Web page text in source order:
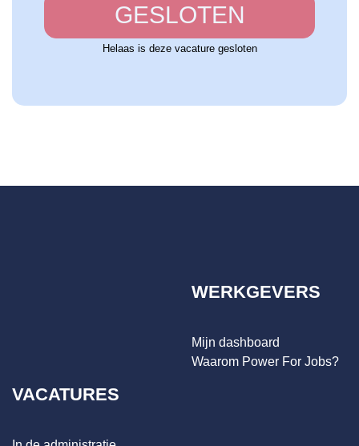
GESLOTEN
Helaas is deze vacature gesloten
WERKGEVERS
Mijn dashboard
Waarom Power For Jobs?
VACATURES